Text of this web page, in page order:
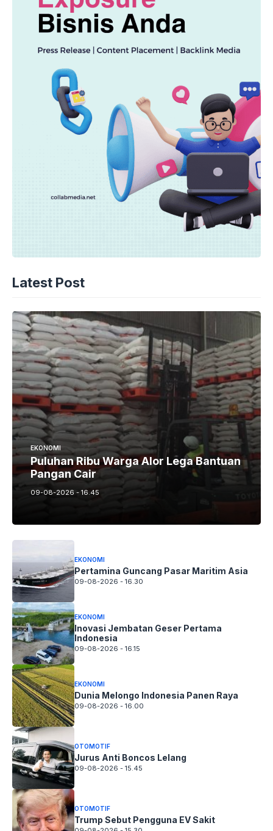
Latest Post
EKONOMI
Puluhan Ribu Warga Alor Lega Bantuan
Pangan Cair
09-08-2026 - 16.45
EKONOMI
Pertamina Guncang Pasar Maritim Asia
09-08-2026 - 16.30
EKONOMI
Inovasi Jembatan Geser Pertama
Indonesia
09-08-2026 - 16.15
EKONOMI
Dunia Melongo Indonesia Panen Raya
09-08-2026 - 16.00
OTOMOTIF
Jurus Anti Boncos Lelang
09-08-2026 - 15.45
OTOMOTIF
Trump Sebut Pengguna EV Sakit